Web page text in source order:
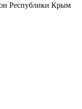
Республики Крым